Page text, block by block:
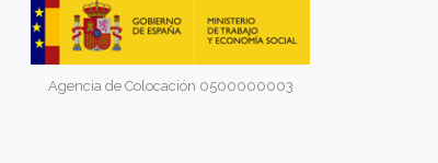
Agencia de Colocación 0500000003